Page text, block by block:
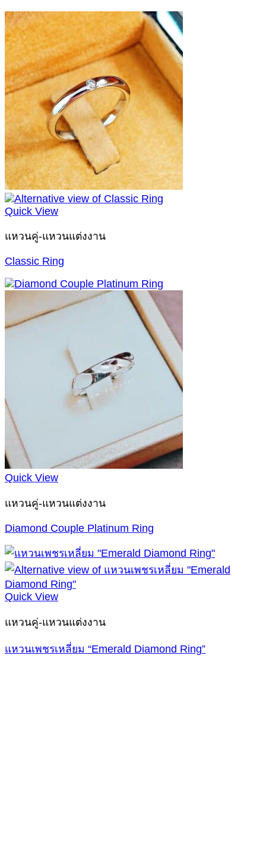
Quick View
แหวนคู่-แหวนแต่งงาน
Classic Ring
Quick View
แหวนคู่-แหวนแต่งงาน
Diamond Couple Platinum Ring
Quick View
แหวนคู่-แหวนแต่งงาน
แหวนเพชรเหลี่ยม “Emerald Diamond Ring”